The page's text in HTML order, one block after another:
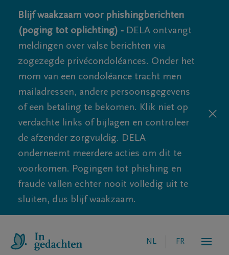
Blijf waakzaam voor phishingberichten
(poging tot oplichting) - DELA ontvangt
meldingen over valse berichten via
zogezegde privécondoléances. Onder het
mom van een condoléance tracht men
mailadressen, andere persoonsgegevens
of een betaling te bekomen. Klik niet op
verdachte links of bijlagen en controleer
de afzender zorgvuldig. DELA
onderneemt meerdere acties om dit te
voorkomen. Pogingen tot phishing en
fraude vallen echter nooit volledig uit te
sluiten, dus blijf waakzaam.
NL FR